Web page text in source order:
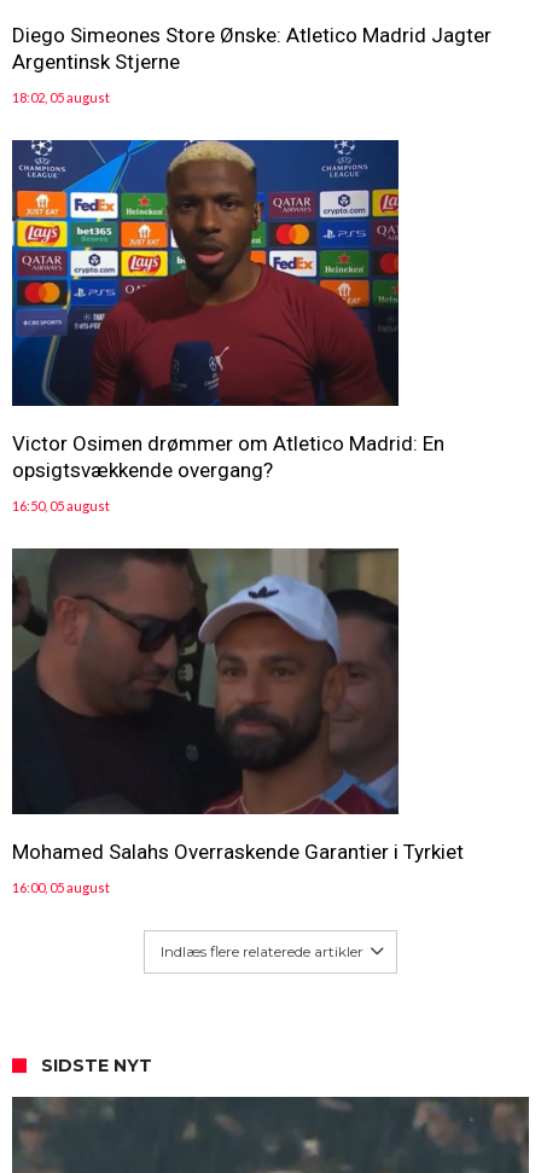
Diego Simeones Store Ønske: Atletico Madrid Jagter
Argentinsk Stjerne
18:02, 05 august
Victor Osimen drømmer om Atletico Madrid: En
opsigtsvækkende overgang?
16:50, 05 august
Mohamed Salahs Overraskende Garantier i Tyrkiet
16:00, 05 august
Indlæs flere relaterede artikler
SIDSTE NYT